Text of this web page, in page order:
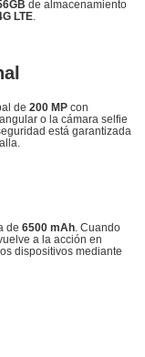
de almacenamiento
LTE.
de 200 MP con
o la cámara selfie
está garantizada
de 6500 mAh. Cuando
a la acción en
dispositivos mediante